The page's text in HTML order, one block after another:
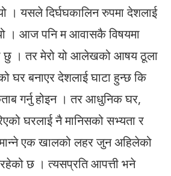
। यसले दिर्घघकालिन रुपमा देशलाई
। आज पनि म आवासकै विषयमा
छु । तर मेरो यो आलेखको आषय ठूला
घर बनाएर देशलाई घाटा हुन्छ कि
गर्नु होइन । तर आधुनिक घर,
घरलाई नै मानिसको सभ्यता र
एक खालको लहर जुन अहिलेको
छ । त्यसप्रति आपत्ती भने